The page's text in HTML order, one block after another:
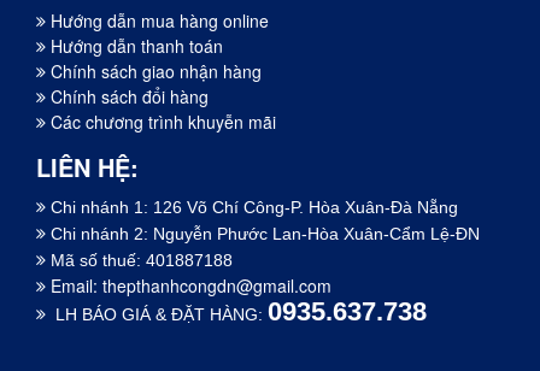
Hướng dẫn mua hàng online
Hướng dẫn thanh toán
Chính sách giao nhận hàng
Chính sách đổi hàng
Các chương trình khuyễn mãi
LIÊN HỆ:
Chi nhánh 1: 126 Võ Chí Công-P. Hòa Xuân-Đà Nẵng
Chi nhánh 2: Nguyễn Phước Lan-Hòa Xuân-Cẩm Lệ-ĐN
Mã số thuế: 401887188
Email: thepthanhcongdn@gmail.com
LH BÁO GIÁ & ĐẶT HÀNG: 0935.637.738